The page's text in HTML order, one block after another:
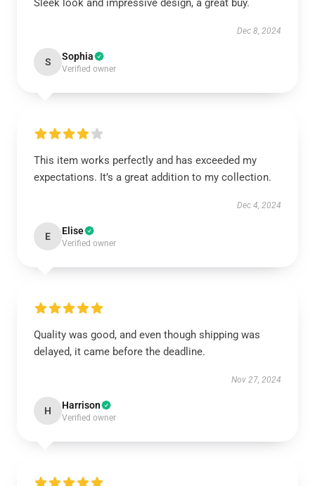
Sleek look and impressive design, a great buy.
Dec 8, 2024
S Sophia
Verified owner
This item works perfectly and has exceeded my
expectations. It’s a great addition to my collection.
Dec 4, 2024
E Elise
Verified owner
Quality was good, and even though shipping was
delayed, it came before the deadline.
Nov 27, 2024
H Harrison
Verified owner